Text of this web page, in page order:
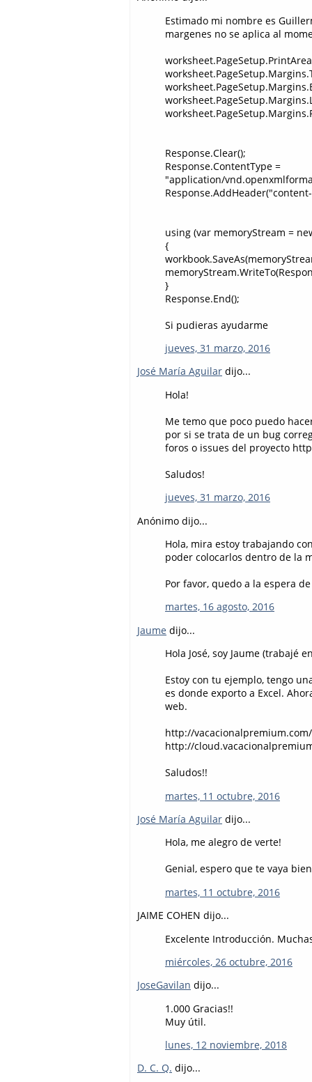
Estimado mi nombre es
margenes no se aplica al
Response.Clear();
Response.ContentType =
"application/
using (var memoryStream =
{
}
Response.End();
Si pudieras ayudarme
jueves, 31 marzo, 2016
José María Aguilar dijo...
Hola!
Me temo que poco puedo
por si se trata de un bug
foros o issues del proyecto
Saludos!
jueves, 31 marzo, 2016
Anónimo dijo...
Hola, mira estoy trabajando
poder colocarlos dentro de la
Por favor, quedo a la espera
martes, 16 agosto, 2016
Jaume dijo...
Hola José, soy Jaume (trabajé
Estoy con tu ejemplo, tengo
es donde exporto a Excel.
web.
http://vacacionalpremium.com/
http://
Saludos!!
martes, 11 octubre, 2016
José María Aguilar dijo...
Hola, me alegro de verte!
Genial, espero que te vaya
martes, 11 octubre, 2016
JAIME COHEN dijo...
Excelente Introducción.
miércoles, 26 octubre, 2016
JoseGavilan dijo...
1.000 Gracias!!
Muy útil.
lunes, 12 noviembre, 2018
D. C. Q. dijo...